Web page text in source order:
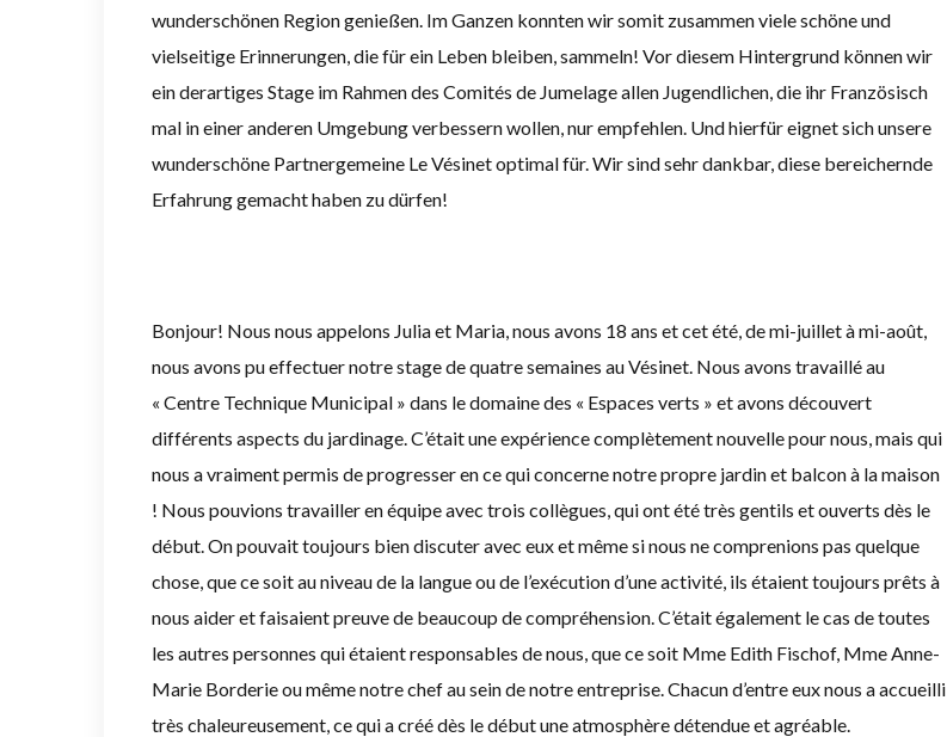
wunderschönen Region genießen. Im Ganzen konnten wir somit zusammen viele schöne und
vielseitige Erinnerungen, die für ein Leben bleiben, sammeln! Vor diesem Hintergrund können wir
ein derartiges Stage im Rahmen des Comités de Jumelage allen Jugendlichen, die ihr Französisch
mal in einer anderen Umgebung verbessern wollen, nur empfehlen. Und hierfür eignet sich unsere
wunderschöne Partnergemeine Le Vésinet optimal für. Wir sind sehr dankbar, diese bereichernde
Erfahrung gemacht haben zu dürfen!
Bonjour! Nous nous appelons Julia et Maria, nous avons 18 ans et cet été, de mi-juillet à mi-août,
nous avons pu effectuer notre stage de quatre semaines au Vésinet. Nous avons travaillé au
« Centre Technique Municipal » dans le domaine des « Espaces verts » et avons découvert
différents aspects du jardinage. C’était une expérience complètement nouvelle pour nous, mais qui
nous a vraiment permis de progresser en ce qui concerne notre propre jardin et balcon à la maison
! Nous pouvions travailler en équipe avec trois collègues, qui ont été très gentils et ouverts dès le
début. On pouvait toujours bien discuter avec eux et même si nous ne comprenions pas quelque
chose, que ce soit au niveau de la langue ou de l’exécution d’une activité, ils étaient toujours prêts à
nous aider et faisaient preuve de beaucoup de compréhension. C’était également le cas de toutes
les autres personnes qui étaient responsables de nous, que ce soit Mme Edith Fischof, Mme Anne-
Marie Borderie ou même notre chef au sein de notre entreprise. Chacun d’entre eux nous a accueilli
très chaleureusement, ce qui a créé dès le début une atmosphère détendue et agréable.